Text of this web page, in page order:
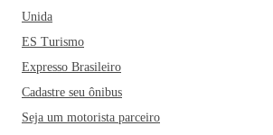
Unida
ES Turismo
Expresso Brasileiro
Cadastre seu ônibus
Seja um motorista parceiro